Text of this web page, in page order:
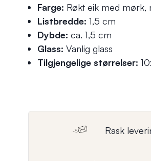
Farge: Røkt eik med mørk,
Listbredde: 1,5 cm
Dybde: ca. 1,5 cm
Glass: Vanlig glass
Tilgjengelige størrelser:
Rask